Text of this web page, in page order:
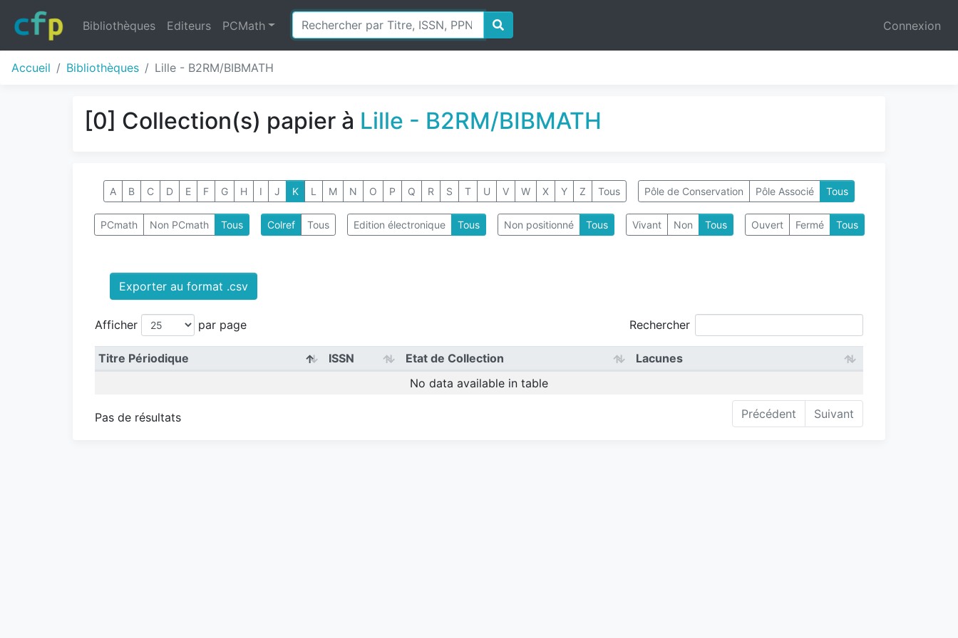
Bibliothèques Editeurs PCMath Connexion
Accueil Bibliothèques Lille - B2RM/BIBMATH
[0] Collection(s) papier à Lille - B2RM/BIBMATH
A B C D E F G H I J K L M N O P Q R S T U V W X Y Z Tous Pôle de Conservation Pôle Associé Tous
PCmath Non PCmath Tous Colref Tous Edition électronique Tous Non positionné Tous Vivant Non Tous Ouvert Fermé Tous
Exporter au format .csv
Afficher par page Rechercher
Titre Périodique ISSN Etat de Collection
Lacunes
No data available in table
Pas de résultats Précédent Suivant